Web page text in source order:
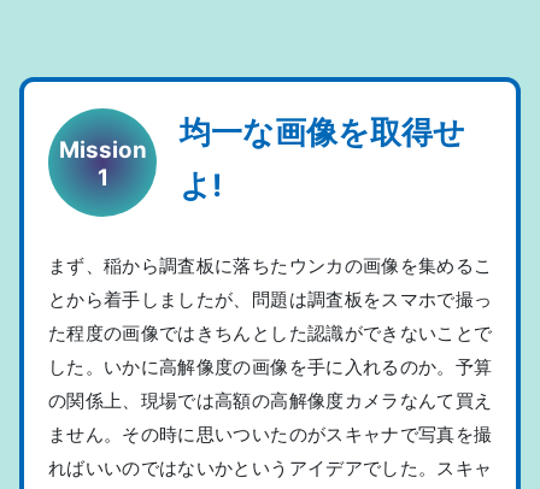
Mission
1
均一な画像を取得せ
よ!
まず、稲から調査板に落ちたウンカの画像を集めるこ
とから着手しましたが、問題は調査板をスマホで撮っ
た程度の画像ではきちんとした認識ができないことで
した。いかに高解像度の画像を手に入れるのか。予算
の関係上、現場では高額の高解像度カメラなんて買え
ません。その時に思いついたのがスキャナで写真を撮
ればいいのではないかというアイデアでした。スキャ